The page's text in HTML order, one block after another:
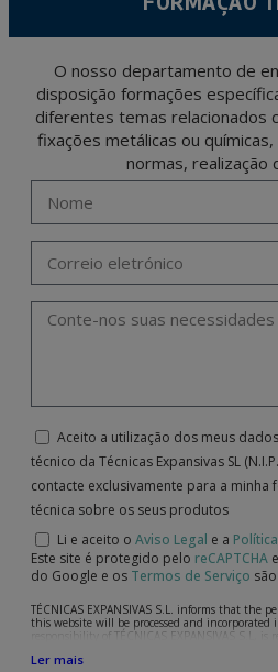
O nosso departamento de
disposição formações
diferentes temas relacionados
fixações metálicas ou
normas, realização
Aceito a utilização dos meus
técnico da Técnicas Expansivas SL
contacte exclusivamente para a minha
técnica sobre os seus produtos
Li e aceito o Aviso Legal e a
Este site é protegido pelo reCAPTCHA
do Google e os Termos de Serviço
TÉCNICAS EXPANSIVAS S.L. informs that the
this website will be processed and incorporated
responsibility of TÉCNICAS EXPANSIVAS S.L,
following: attention to your referred request,
Ler mais